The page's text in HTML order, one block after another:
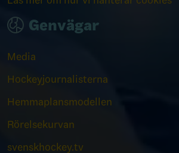
Genvägar
Media
Hockeyjournalisterna
Hemmaplansmodellen
Rörelsekurvan
svenskhockey.tv